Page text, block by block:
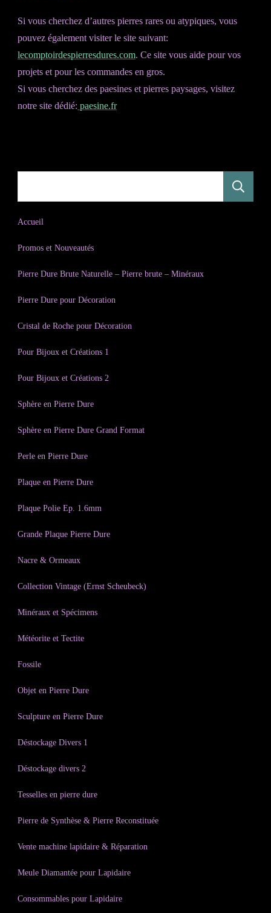
Si vous cherchez d’autres pierres rares ou atypiques, vous
pouvez également visiter le site suivant:
lecomptoirdespierresdures.com. Ce site vous aide pour vos
projets et pour les commandes en gros.
Si vous cherchez des paesines et pierres paysages, visitez
notre site dédié: paesine.fr
Accueil
Promos et Nouveautés
Pierre Dure Brute Naturelle – Pierre brute – Minéraux
Pierre Dure pour Décoration
Cristal de Roche pour Décoration
Pour Bijoux et Créations 1
Pour Bijoux et Créations 2
Sphère en Pierre Dure
Sphère en Pierre Dure Grand Format
Perle en Pierre Dure
Plaque en Pierre Dure
Plaque Polie Ep. 1.6mm
Grande Plaque Pierre Dure
Nacre & Ormeaux
Collection Vintage (Ernst Scheubeck)
Minéraux et Spécimens
Météorite et Tectite
Fossile
Objet en Pierre Dure
Sculpture en Pierre Dure
Déstockage Divers 1
Déstockage divers 2
Tesselles en pierre dure
Pierre de Synthèse & Pierre Reconstituée
Vente machine lapidaire & Réparation
Meule Diamantée pour Lapidaire
Consommables pour Lapidaire